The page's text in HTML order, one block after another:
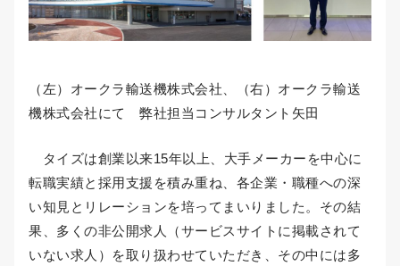
（左）オークラ輸送機株式会社、（右）オークラ輸送
機株式会社にて 弊社担当コンサルタント矢田
タイズは創業以来15年以上、大手メーカーを中心に
転職実績と採用支援を積み重ね、各企業・職種への深
い知見とリレーションを培ってまいりました。その結
果、多くの非公開求人（サービスサイトに掲載されて
いない求人）を取り扱わせていただき、その中には多